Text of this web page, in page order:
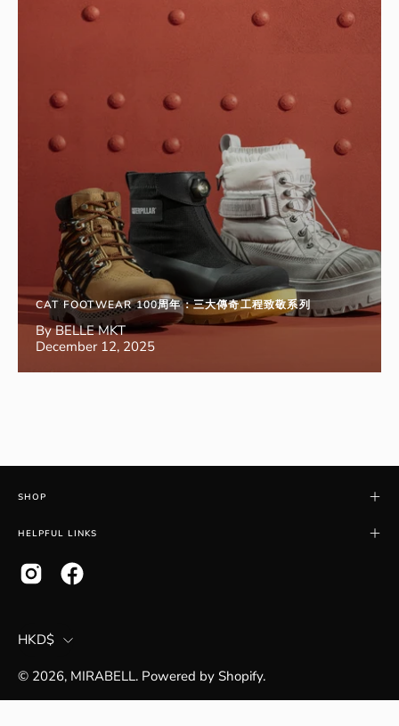
CAT FOOTWEAR 100周年：三大傳奇工程致敬系列
By BELLE MKT
December 12, 2025
SHOP
HELPFUL LINKS
COUNTRY
HKD$
© 2026, MIRABELL. Powered by Shopify.